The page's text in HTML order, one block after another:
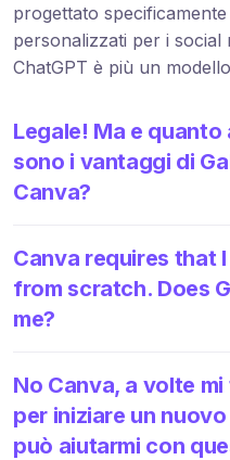
progettato
personalizzati per i social
ChatGPT è più un
Legale! Ma e quanto
sono i vantaggi di
Canva?
Canva requires that
from scratch. Does
me?
No Canva, a volte
per iniziare un
può aiutarmi con